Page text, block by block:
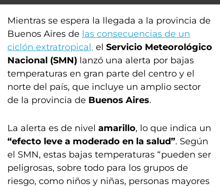
Mientras se espera la llegada a la provincia de
Buenos Aires de las consecuencias de un
ciclón extratropical, el Servicio Meteorológico
Nacional (SMN) lanzó una alerta por bajas
temperaturas en gran parte del centro y el
norte del país, que incluye un amplio sector
de la provincia de Buenos Aires.
La alerta es de nivel amarillo, lo que indica un
“efecto leve a moderado en la salud”. Según
el SMN, estas bajas temperaturas “pueden ser
peligrosas, sobre todo para los grupos de
riesgo, como niños y niñas, personas mayores